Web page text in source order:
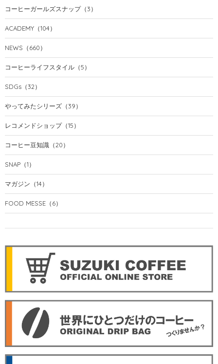
コーヒーガールズスナップ（3）
ACADEMY （104）
NEWS （660）
コーヒーライフスタイル （5）
SDGs （32）
やってみたシリーズ （39）
レコメンドショップ（15）
コーヒー豆知識 （20）
SNAP （1）
マガジン （14）
FOOD MESSE （6）